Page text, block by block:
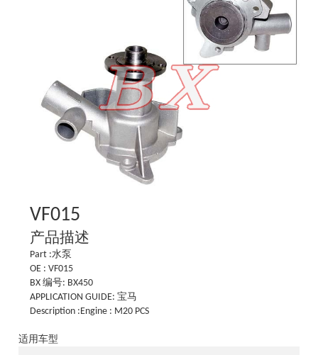
VF015
产品描述
Part :水泵
OE : VF015
BX 编号: BX450
APPLICATION GUIDE: 宝马
Description :Engine : M20 PCS
适用车型